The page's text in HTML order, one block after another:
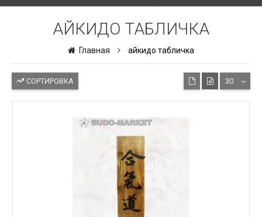
АЙКИДО ТАБЛИЧКА
Главная айкидо табличка
СОРТИРОВКА 30